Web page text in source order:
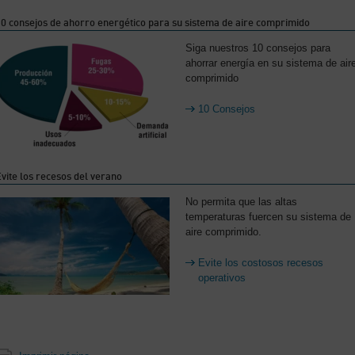
consejos de ahorro energético para su sistema de aire comprimido
Siga nuestros 10 consejos para
ahorrar energía en su sistema de
comprimido
10 Consejos
los recesos del verano
No permita que las altas
temperaturas fuercen su sistema de
aire comprimido.
Evite los costosos recesos
operativos